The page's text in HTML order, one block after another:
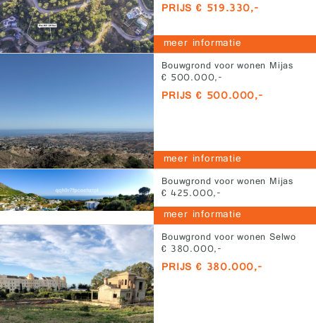
PRIJS € 519.330,-
meer informatie
Bouwgrond voor wonen Mijas
€ 500.000,-
PRIJS € 500.000,-
meer informatie
Bouwgrond voor wonen Mijas
€ 425.000,-
PRIJS € 425.000,-
meer informatie
Bouwgrond voor wonen Selwo
€ 380.000,-
PRIJS € 380.000,-